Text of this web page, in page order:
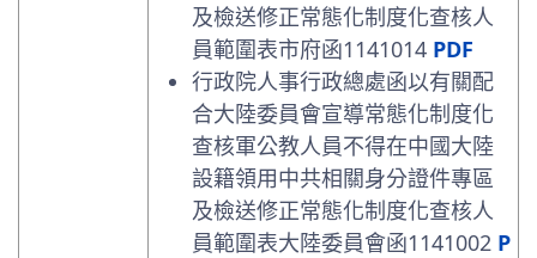
及檢送修正常態化制度化查核人
員範圍表市府函1141014 PDF
行政院人事行政總處函以有關配
合大陸委員會宣導常態化制度化
查核軍公教人員不得在中國大陸
設籍領用中共相關身分證件專區
及檢送修正常態化制度化查核人
員範圍表大陸委員會函1141002 P